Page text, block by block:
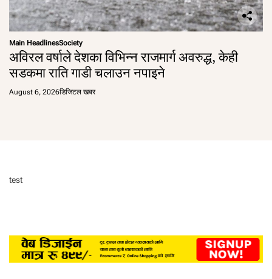
Main HeadlinesSociety
अविरल वर्षाले देशका विभिन्न राजमार्ग अवरुद्ध, केही
सडकमा राति गाडी चलाउन नपाइने
August 6, 2026डिजिटल खबर
test